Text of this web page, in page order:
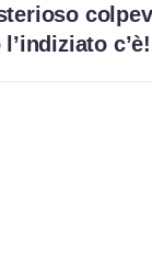
c’è!